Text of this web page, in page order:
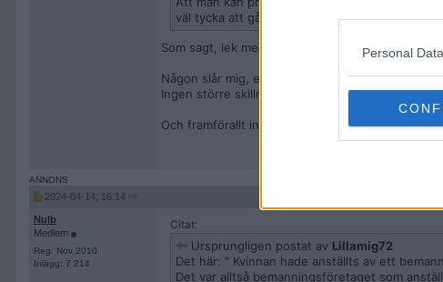
Personal
väl tycka att gå till jobbet i sin slöja svårligen
Som sagt, lek med ord.
Någon slår mig, eller någon nekar mig att ha
Ingen större skillnad.
Och framförallt inte att det skulle vara rimligt att
2024-04-14, 16:14
Nulb
Medlem
Reg: Nov 2010
Inlägg: 7 214
Citat:
Ursprungligen postat av Lillamig72
Det här: ” Kvinnan hade anställts av ett
Det var alltså bemanningsföretaget som